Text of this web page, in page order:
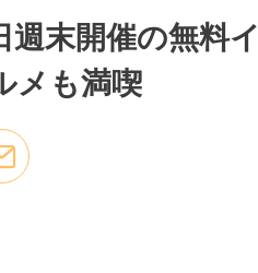
週末開催の無料イ
メも満喫